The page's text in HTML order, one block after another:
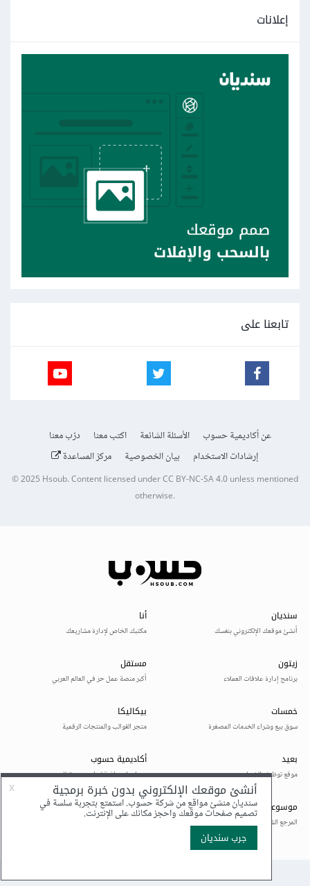
إعلانات
تابعنا على
عن أكاديمية حسوب الأسئلة الشائعة اكتب معنا
درّب معنا
إرشادات الاستخدام
بيان الخصوصية مركز المساعدة
© 2025Hsoub.Content licensed underCC BY-NC-SA 4.0unless mentioned
otherwise.